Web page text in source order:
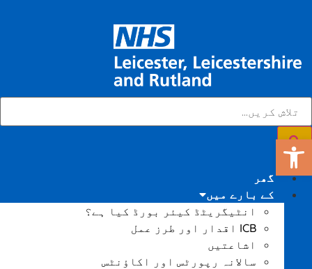
ٹول بار کھولیں۔
گھر
کے بارے میں
انٹیگریٹڈ کیئر بورڈ کیا ہے؟
ICB اقدار اور طرز عمل
اشاعتیں
سالانہ رپورٹس اور اکاؤنٹس